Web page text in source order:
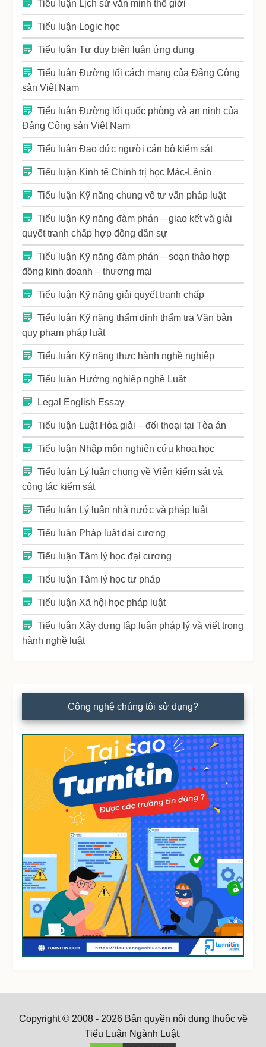
Tiểu luận Lịch sử văn minh thế giới
Tiểu luận Logic học
Tiểu luận Tư duy biện luận ứng dụng
Tiểu luận Đường lối cách mạng của Đảng Cộng
sản Việt Nam
Tiểu luận Đường lối quốc phòng và an ninh của
Đảng Cộng sản Việt Nam
Tiểu luận Đạo đức người cán bộ kiểm sát
Tiểu luận Kinh tế Chính trị học Mác-Lênin
Tiểu luận Kỹ năng chung về tư vấn pháp luật
Tiểu luận Kỹ năng đàm phán – giao kết và giải
quyết tranh chấp hợp đồng dân sự
Tiểu luận Kỹ năng đàm phán – soạn thảo hợp
đồng kinh doanh – thương mại
Tiểu luận Kỹ năng giải quyết tranh chấp
Tiểu luận Kỹ năng thẩm định thẩm tra Văn bản
quy phạm pháp luật
Tiểu luận Kỹ năng thực hành nghề nghiệp
Tiểu luận Hướng nghiệp nghề Luật
Legal English Essay
Tiểu luận Luật Hòa giải – đối thoại tại Tòa án
Tiểu luận Nhập môn nghiên cứu khoa học
Tiểu luận Lý luận chung về Viện kiểm sát và
công tác kiểm sát
Tiểu luận Lý luận nhà nước và pháp luật
Tiểu luận Pháp luật đại cương
Tiểu luận Tâm lý học đại cương
Tiểu luận Tâm lý học tư pháp
Tiểu luận Xã hội học pháp luật
Tiểu luận Xây dựng lập luận pháp lý và viết trong
hành nghề luật
Công nghệ chúng tôi sử dụng?
Copyright © 2008 - 2026 Bản quyền nội dung thuộc về
Tiểu Luận Ngành Luật.